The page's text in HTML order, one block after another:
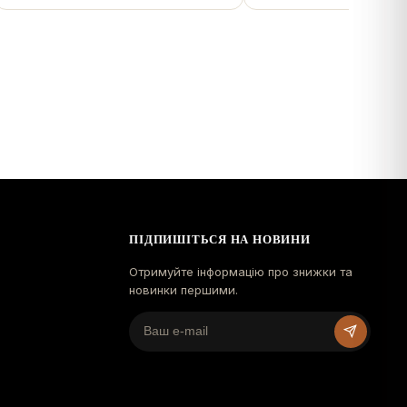
ПІДПИШІТЬСЯ НА НОВИНИ
Отримуйте інформацію про знижки та
новинки першими.